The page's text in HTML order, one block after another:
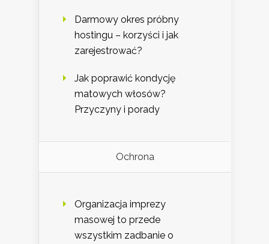
Darmowy okres próbny
hostingu – korzyści i jak
zarejestrować?
Jak poprawić kondycję
matowych włosów?
Przyczyny i porady
Ochrona
Organizacja imprezy
masowej to przede
wszystkim zadbanie o